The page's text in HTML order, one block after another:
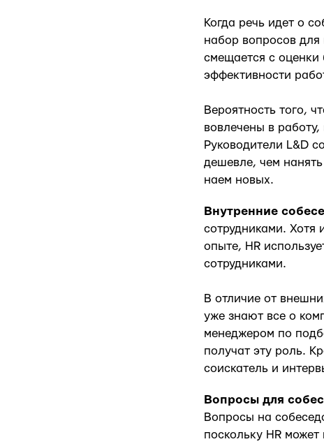
Когда речь идет о
набор вопросов для
смещается с оценки
эффективности
Вероятность того,
вовлечены в
Руководители L&D
дешевле, чем
наем новых.
Внутренние
сотрудниками. Хотя
опыте, HR
сотрудниками.
В отличие от
уже знают все о
менеджером по
получат эту роль.
соискатель и
Вопросы для
Вопросы на
поскольку HR